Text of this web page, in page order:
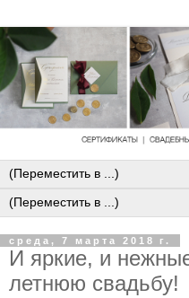
среда, 7 марта 2018 г.
И яркие, и
летнюю свадьбу!